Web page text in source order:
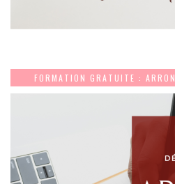
FORMATION GRATUITE :